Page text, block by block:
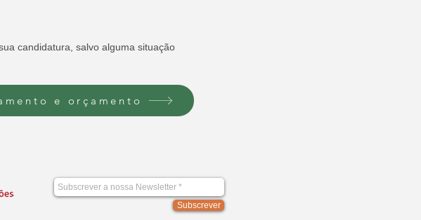
candidatura, salvo alguma situação
e orçamento
Subscrever